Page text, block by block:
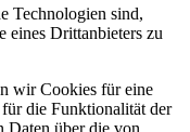
Technologien sind,
eines Drittanbieters zu
wir Cookies für eine
die Funktionalität der
Daten über die von